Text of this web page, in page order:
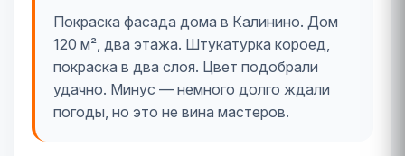
Покраска фасада дома в Калинино. Дом
120 м², два этажа. Штукатурка короед,
покраска в два слоя. Цвет подобрали
удачно. Минус — немного долго ждали
погоды, но это не вина мастеров.